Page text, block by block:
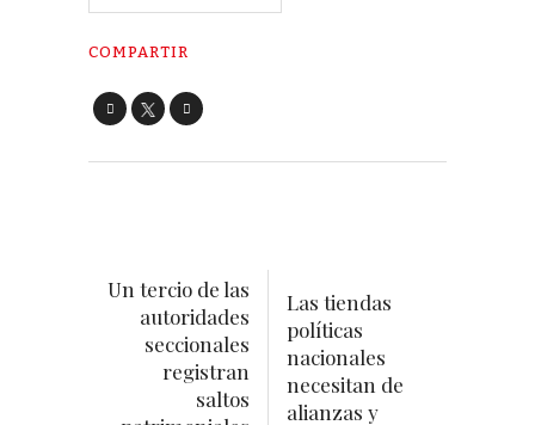
COMPARTIR
Un tercio de las
autoridades
seccionales
registran
saltos
Las tiendas
políticas
nacionales
necesitan de
alianzas y